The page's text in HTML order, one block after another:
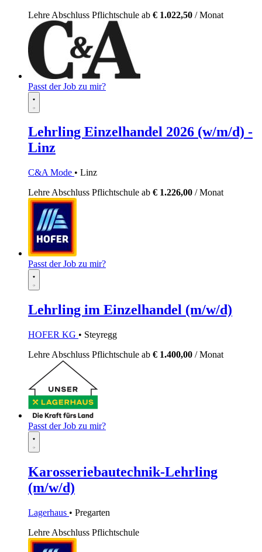
Lehre Abschluss Pflichtschule ab € 1.022,50 / Monat
Passt der Job zu mir?
Lehrling Einzelhandel 2026 (w/m/d) -
Linz
C&A Mode • Linz
Lehre Abschluss Pflichtschule ab € 1.226,00 / Monat
Passt der Job zu mir?
Lehrling im Einzelhandel (m/w/d)
HOFER KG • Steyregg
Lehre Abschluss Pflichtschule ab € 1.400,00 / Monat
Passt der Job zu mir?
Karosseriebautechnik-Lehrling
(m/w/d)
Lagerhaus • Pregarten
Lehre Abschluss Pflichtschule